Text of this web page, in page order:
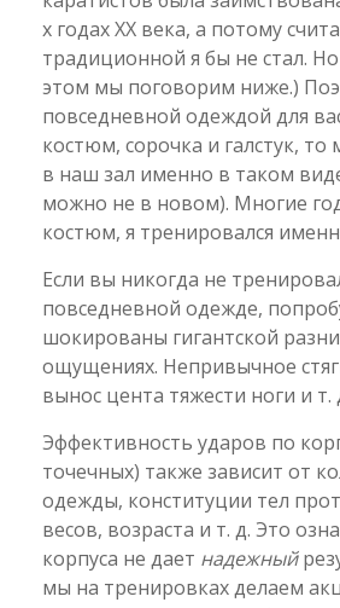
х годах ХХ века, а потому
традиционной я бы не стал.
этом мы поговорим ниже.)
повседневной одеждой для
костюм, сорочка и галстук, то
в наш зал именно в таком
можно не в новом). Многие
костюм, я тренировался
Если вы никогда не
повседневной одежде,
шокированы гигантской
ощущениях. Непривычное
вынос цента тяжести ноги и т.
Эффективность ударов по
точечных) также зависит от
одежды, конституции тел
весов, возраста и т. д. Это
корпуса не дает надежный
мы на тренировках делаем